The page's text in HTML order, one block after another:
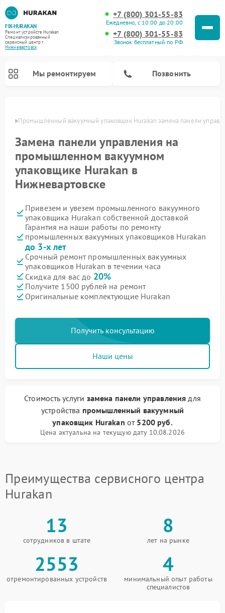
FIX-HURAKAN
Ремонт устройств Hurakan
Специализированный
cервисный центр г.
Нижневартовск
+7 (800) 301-55-83
Ежедневно, с 10:00 до 20:00
+7 (800) 301-55-83
Звонок бесплатный по РФ
Мы ремонтируем Позвонить
Промышленный вакуумный упаковщик Hurakan замена панели
Замена панели управления на
промышленном вакуумном
упаковщике Hurakan в
Нижневартовске
Привезем и увезем промышленного вакуумного
упаковщика Hurakan собственной доставкой
Гарантия на наши работы по ремонту
промышленных вакуумных упаковщиков Hurakan
до 3-х лет
Срочный ремонт промышленных вакуумных
упаковщиков Hurakan в течении часа
Скидка для вас до 20%
Получите 1500 рублей на ремонт
Оригинальные комплектующие Hurakan
Получить консультацию
Наши цены
Стоимость услуги замена панели управления для
устройства промышленный вакуумный
упаковщик Hurakan от 5200 руб.
Цена актуальна на текущую дату 10.08.2026
Преимущества сервисного центра
Hurakan
13
сотрудников в штате
8
лет на рынке
2553
отремонтированных устройств
4
минимальный опыт работы
специалистов